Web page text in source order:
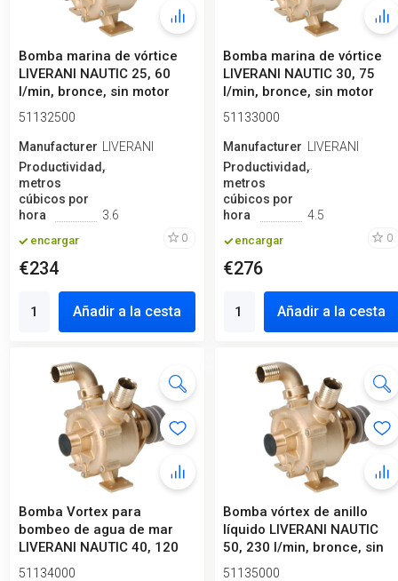
Bomba marina de vórtice
LIVERANI NAUTIC 25, 60
l/min, bronce, sin motor
51132500
ManufactureroLIVERANI
Productividad,
metros
cúbicos por
hora
3.6
encargar 0
€234
Añadir a la cesta
Bomba marina de vórtice
LIVERANI NAUTIC 30, 75
l/min, bronce, sin motor
51133000
ManufactureroLIVERANI
Productividad,
metros
cúbicos por
hora
4.5
encargar 0
€276
Añadir a la cesta
Bomba Vortex para
bombeo de agua de mar
LIVERANI NAUTIC 40, 120
l/min, bronce...
51134000
Bomba vórtex de anillo
líquido LIVERANI NAUTIC
50, 230 l/min, bronce, sin
motor
51135000